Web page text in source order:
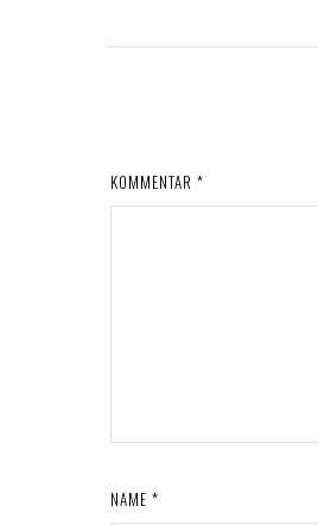
KOMMENTAR *
NAME *